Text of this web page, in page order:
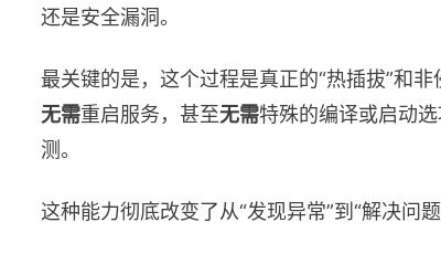
还是安全漏洞。
最关键的是，这个过程是真正的“热插拔”和
无需重启服务，甚至无需特殊的编译或启动
测。
这种能力彻底改变了从“发现异常”到“解决问